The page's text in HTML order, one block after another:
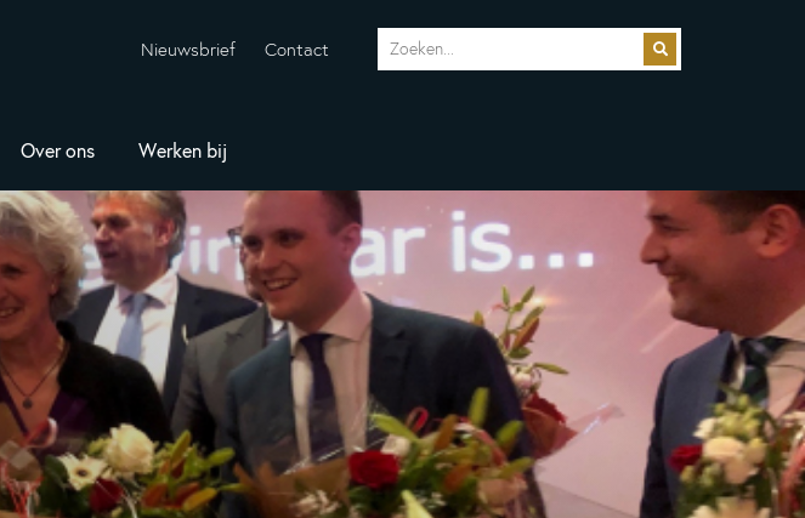
Nieuwsbrief Contact
Over ons Werken bij